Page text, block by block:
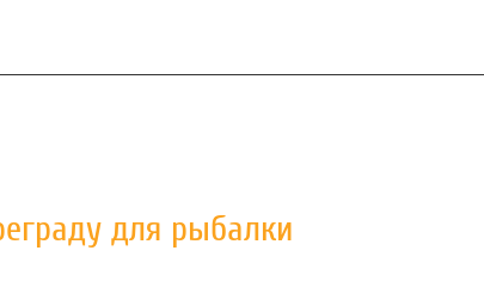
для рыбалки